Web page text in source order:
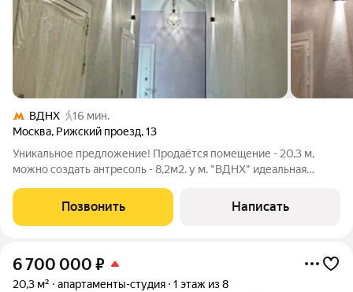
ВДНХ
16 мин.
Москва, Рижский проезд,13
Уникальное предложение! Продаётся помещение - 20,3 м,
можно создать антресоль - 8,2м2. у м. "ВДНХ" идеальная
выгодно? Высокий доход от аренды от 75 000 /мес
(посуточная сдача в престижном районе)!
Позвонить Написать
6 700 000 ₽
20,3 м² апартаменты-студия 1 этаж из 8